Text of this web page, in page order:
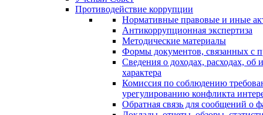
Противодействие коррупции
Нормативные правовые и иные
Антикоррупционная экспертиза
Методические материалы
Формы документов, связанных с
Сведения о доходах, расходах, об
характера
Комиссия по соблюдению
урегулированию конфликта
Обратная связь для сообщений о